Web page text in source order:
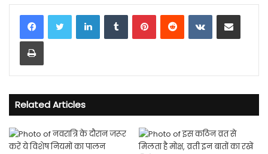
LinkedInTumblrPinterestReddit VKontakteShare via Email
Print
Related Articles